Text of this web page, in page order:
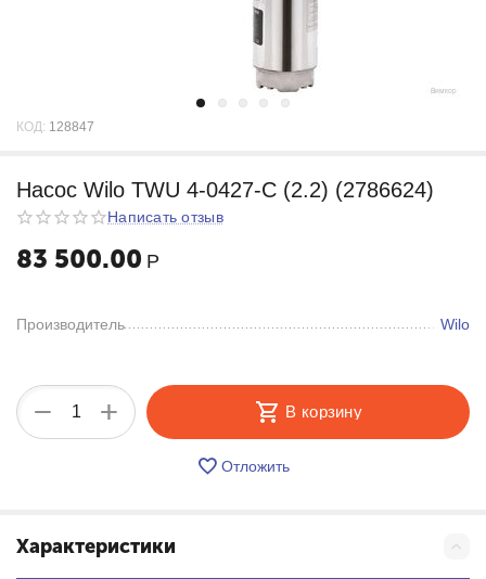
КОД: 128847
Насос Wilo TWU 4-0427-C (2.2) (2786624)
Написать отзыв
83 500.00 Р
Производитель Wilo
+
− В корзину
Отложить
Характеристики